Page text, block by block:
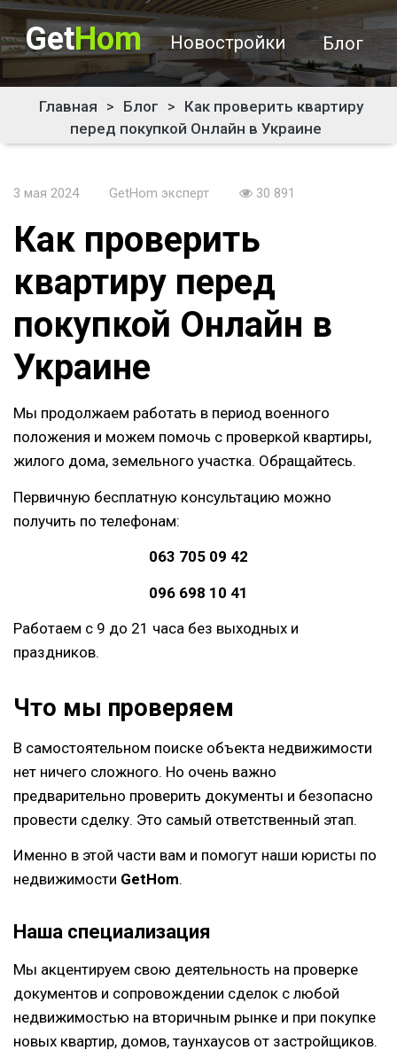
Новостройки
GetHom Блог
Главная > Блог > Как проверить квартиру
перед покупкой Онлайн в Украине
3 мая 2024 GetHom эксперт 30 891
Как проверить
квартиру перед
покупкой Онлайн в
Украине
Мы продолжаем работать в период военного
положения и можем помочь с проверкой квартиры,
жилого дома, земельного участка. Обращайтесь.
Первичную бесплатную консультацию можно
получить по телефонам:
063 705 09 42
096 698 10 41
Работаем с 9 до 21 часа без выходных и
праздников.
Что мы проверяем
В самостоятельном поиске объекта недвижимости
нет ничего сложного. Но очень важно
предварительно проверить документы и безопасно
провести сделку. Это самый ответственный этап.
Именно в этой части вам и помогут наши юристы по
недвижимости GetHom.
Наша специализация
Мы акцентируем свою деятельность на проверке
документов и сопровождении сделок с любой
недвижимостью на вторичным рынке и при покупке
новых квартир, домов, таунхаусов от застройщиков.